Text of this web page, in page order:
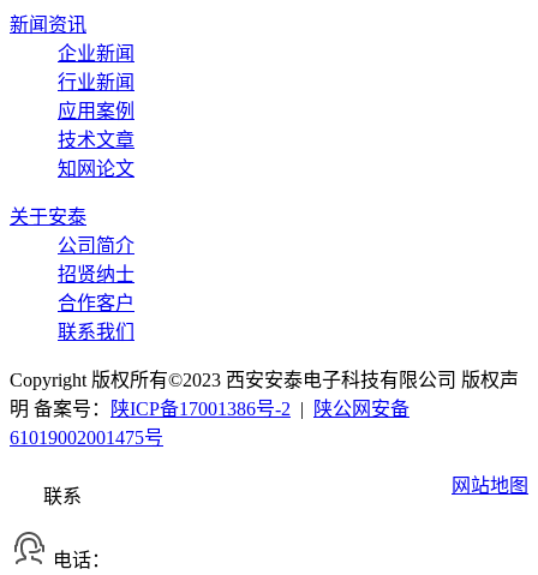
新闻资讯
企业新闻
行业新闻
应用案例
技术文章
知网论文
关于安泰
公司简介
招贤纳士
合作客户
联系我们
Copyright 版权所有©2023 西安安泰电子科技有限公司 版权声
明 备案号：
陕ICP备17001386号-2 |
陕公网安备
61019002001475号
网站地图
联系
电话：